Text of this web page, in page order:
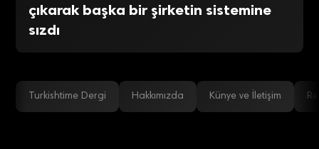
çıkarak başka bir şirketin sistemine
sızdı
Turkishtime Dergi Hakkımızda Künye ve İletişim